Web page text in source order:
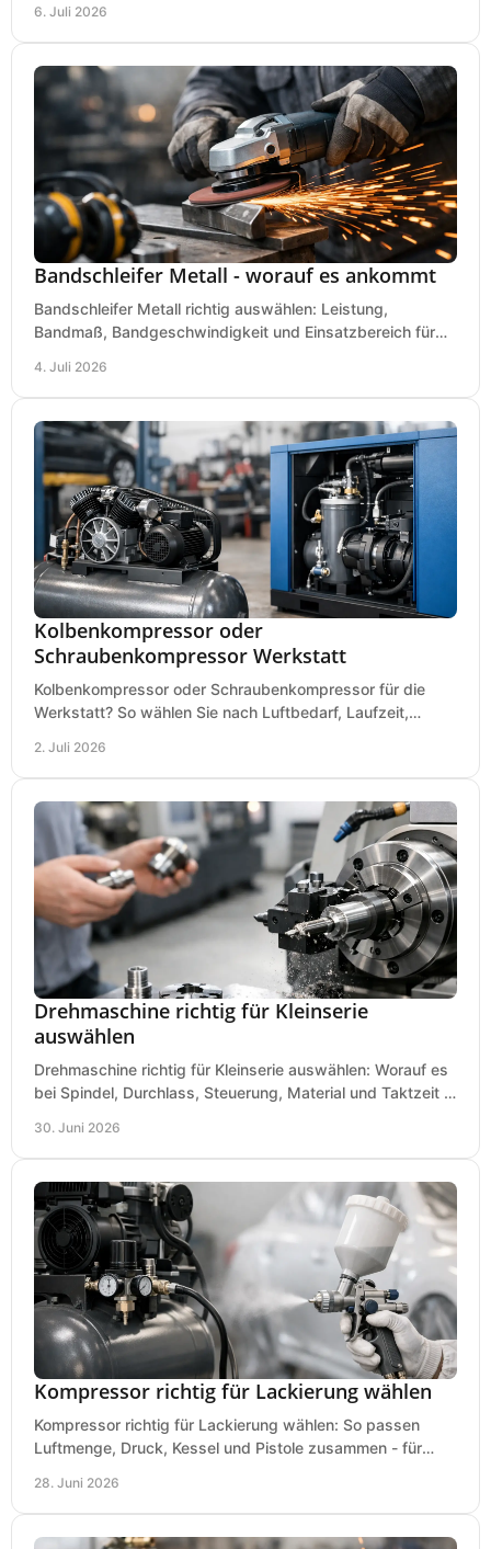
6. Juli 2026
Bandschleifer Metall - worauf es ankommt
Bandschleifer Metall richtig auswählen: Leistung,
Bandmaß, Bandgeschwindigkeit und Einsatzbereich für
4. Juli 2026
Kolbenkompressor oder
Schraubenkompressor Werkstatt
Kolbenkompressor oder Schraubenkompressor für die
Werkstatt? So wählen Sie nach Luftbedarf, Laufzeit,
2. Juli 2026
Drehmaschine richtig für Kleinserie
auswählen
Drehmaschine richtig für Kleinserie auswählen: Worauf es
bei Spindel, Durchlass, Steuerung, Material und Taktzeit in
30. Juni 2026
Kompressor richtig für Lackierung wählen
Kompressor richtig für Lackierung wählen: So passen
Luftmenge, Druck, Kessel und Pistole zusammen - für
28. Juni 2026